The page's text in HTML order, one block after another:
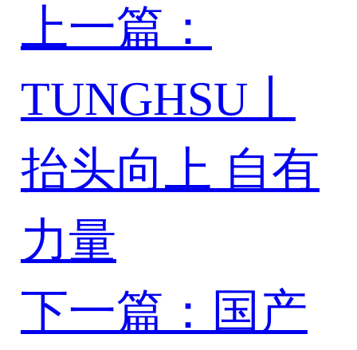
上一篇：
TUNGHSU丨
抬头向上 自有
力量
下一篇：国产